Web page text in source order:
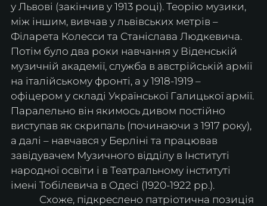
у Львові (закінчив у 1913 році). Теорію музики,
між іншим, вивчав у львівських метрів –
Філарета Колесси та Станіслава Людкевича.
Потім було два роки навчання у Віденській
музичній академії, служба в австрійській армії
на італійському фронті, а у 1918-1919 –
офіцером у складі Української Галицької армії.
Паралельно він якимось дивом постійно
виступав як скрипаль (починаючи з 1917 року),
а далі – навчався у Берліні та працював
завідувачем Музичного відділу в Інституті
народної освіти і в Театральному інституті
імені Тобілевича в Одесі (1920-1922 рр.).